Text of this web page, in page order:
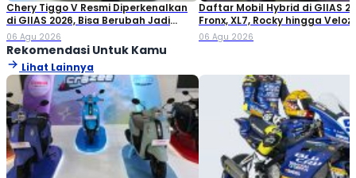
Chery Tiggo V Resmi Diperkenalkan
di GIIAS 2026, Bisa Berubah Jadi
Double Cabin
06 Agu 2026
Daftar Mobil Hybrid di GIIAS
Fronx, XL7, Rocky hingga Veloz!
06 Agu 2026
Rekomendasi Untuk Kamu
Lihat Lainnya